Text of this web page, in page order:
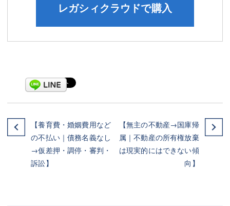
レガシィクラウドで購入
【養育費・婚姻費用など
の不払い｜債務名義なし
→仮差押・調停・審判・
訴訟】
【無主の不動産→国庫帰
属｜不動産の所有権放棄
は現実的にはできない傾
向】